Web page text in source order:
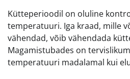
Kütteperioodil on oluline
temperatuuri. Iga kraad, mille
vähendad, võib vähendada
Magamistubades on
temperatuuri madalamal kui